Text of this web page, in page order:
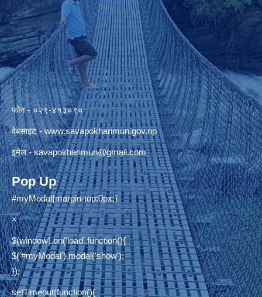
फोन - ०२९-४१३०९०
वेबसाइट -www.savapokharimun.gov.np
इमेल -savapokharimun@gmail.com
Pop Up
#myModal{margin-top:0px;}
×
$(window).on('load',function(){
$('#myModal').modal('show');
});
setTimeout(function(){